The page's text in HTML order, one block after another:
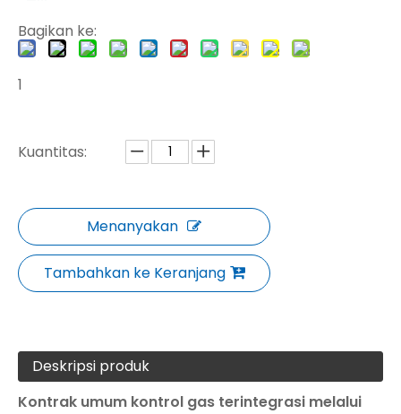
Bagikan ke:
1
Kuantitas:
Menanyakan
Tambahkan ke Keranjang
Deskripsi produk
Kontrak umum kontrol gas terintegrasi melalui